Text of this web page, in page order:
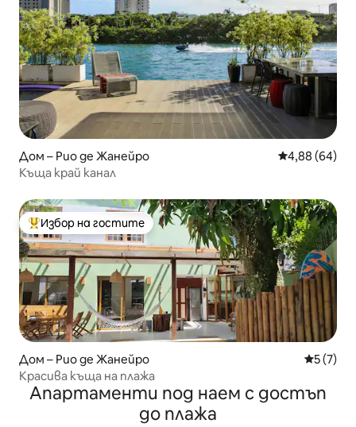
Дом – Рио де Жанейро Средна
4,88 (64)
Къща край канал
Най-популярен избор на гостите
Избор на гостите
Дом – Рио де Жанейро Средна
5 (7)
Красива къща на плажа
Апартаменти под наем с достъп
до плажа